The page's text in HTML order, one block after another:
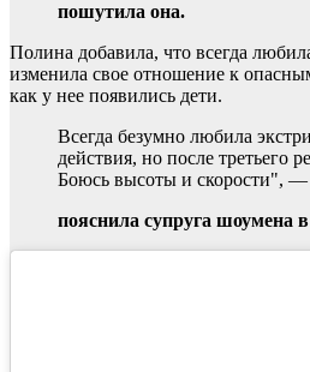
пошутила она.
Полина добавила, что всегда
изменила свое отношение к
как у нее появились дети.
Всегда безумно любила
действия, но после третьего
Боюсь высоты и скорости", —
пояснила супруга шоумена